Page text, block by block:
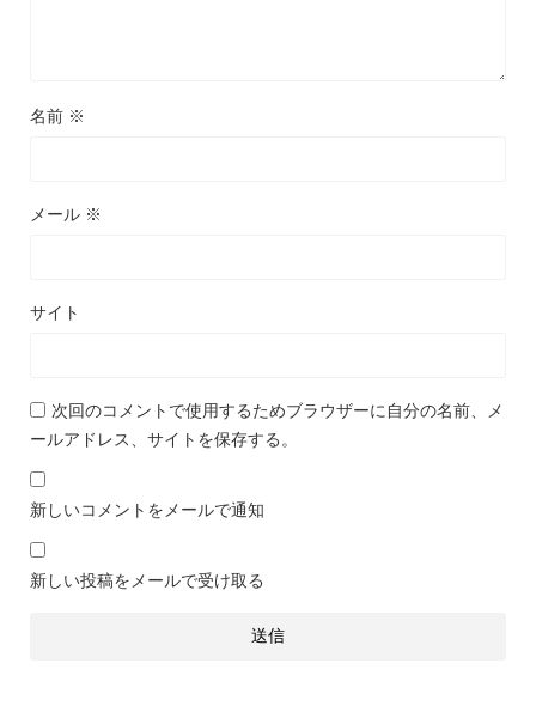
名前 ※
メール ※
サイト
次回のコメントで使用するためブラウザーに自分の名前、メ
ールアドレス、サイトを保存する。
新しいコメントをメールで通知
新しい投稿をメールで受け取る